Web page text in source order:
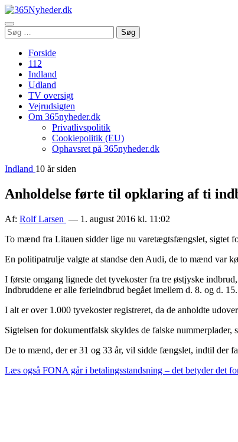
Åbn
menu
Søg
efter:
Søg
Forside
112
Indland
Udland
TV oversigt
Vejrudsigten
Om 365nyheder.dk
Privatlivspolitik
Cookiepolitik (EU)
Ophavsret på 365nyheder.dk
Indland 10 år siden
Anholdelse førte til opklaring af ti
Af: Rolf Larsen — 1. august 2016 kl. 11:02
To mænd fra Litauen sidder lige nu varetægtsfængslet, sigtet
En politipatrulje valgte at standse den Audi, de to mænd var
I første omgang lignede det tyvekoster fra tre østjyske
Indbruddene er alle ferieindbrud begået imellem d. 8. og d.
I alt er over 1.000 tyvekoster registreret, da de anholdte
Sigtelsen for dokumentfalsk skyldes de falske nummerplader,
De to mænd, der er 31 og 33 år, vil sidde fængslet, indtil der
Læs også FONA går i betalingsstandsning – det betyder det